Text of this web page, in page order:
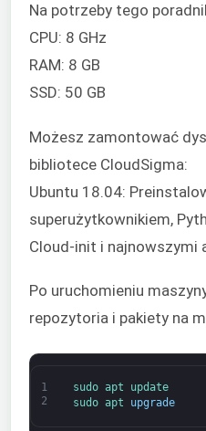
Na potrzeby tego
CPU: 8 GHz
RAM: 8 GB
SSD: 50 GB
Możesz zamontować
bibliotece CloudSigma:
Ubuntu 18.04:
superużytkownikiem,
Cloud-init i
Po uruchomieniu
repozytoria i pakiety na
1
2
sudo apt
update
sudo apt upgrade